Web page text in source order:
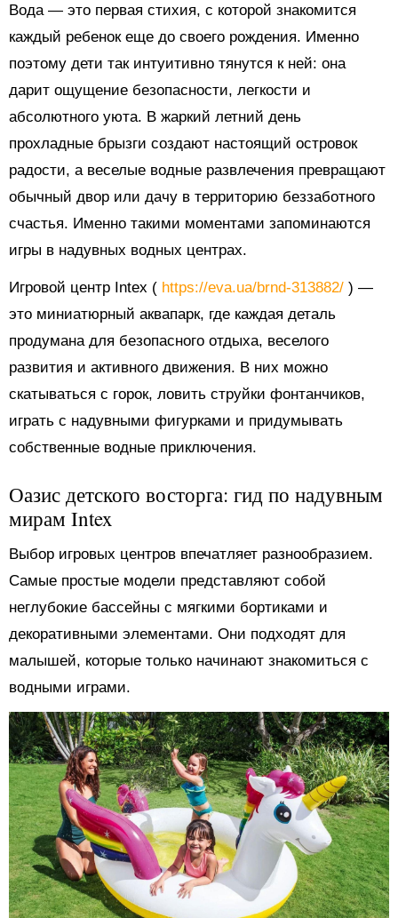
Вода — это первая стихия, с которой знакомится
каждый ребенок еще до своего рождения. Именно
поэтому дети так интуитивно тянутся к ней: она
дарит ощущение безопасности, легкости и
абсолютного уюта. В жаркий летний день
прохладные брызги создают настоящий островок
радости, а веселые водные развлечения превращают
обычный двор или дачу в территорию беззаботного
счастья. Именно такими моментами запоминаются
игры в надувных водных центрах.
Игровой центр Intex ( https://eva.ua/brnd-313882/ ) —
это миниатюрный аквапарк, где каждая деталь
продумана для безопасного отдыха, веселого
развития и активного движения. В них можно
скатываться с горок, ловить струйки фонтанчиков,
играть с надувными фигурками и придумывать
собственные водные приключения.
Оазис детского восторга: гид по надувным
мирам Intex
Выбор игровых центров впечатляет разнообразием.
Самые простые модели представляют собой
неглубокие бассейны с мягкими бортиками и
декоративными элементами. Они подходят для
малышей, которые только начинают знакомиться с
водными играми.